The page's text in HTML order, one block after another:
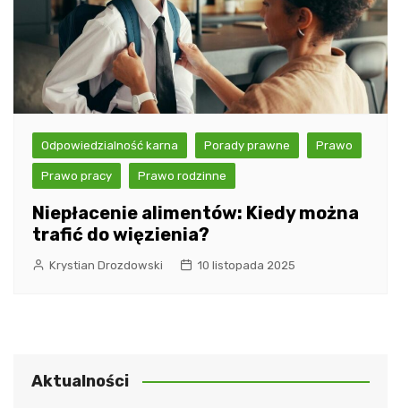
Odpowiedzialność karna Porady prawne Prawo
Prawo pracy Prawo rodzinne
Niepłacenie alimentów: Kiedy można
trafić do więzienia?
Krystian Drozdowski 10 listopada 2025
Aktualności